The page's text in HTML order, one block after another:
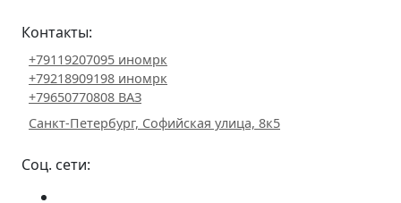
Контакты:
+79119207095 иномрк
+79218909198 иномрк
+79650770808 ВАЗ
Санкт-Петербург, Софийская улица, 8к5
Соц. сети: